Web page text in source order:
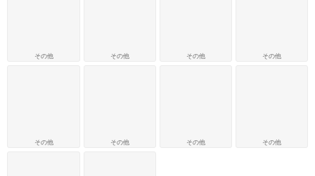
その他
その他
その他
その他
その他
その他
その他
その他